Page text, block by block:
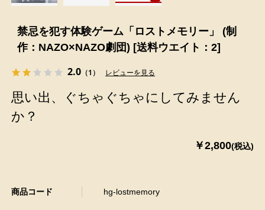
禁忌を犯す体験ゲーム「ロストメモリー」 (制
作：NAZO×NAZO劇団) [送料ウエイト：2]
2.0 （1） レビューを見る
思い出、ぐちゃぐちゃにしてみません
か？
￥2,800(税込)
商品コード hg-lostmemory